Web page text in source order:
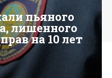
пьяного
лишенного
на 10 лет